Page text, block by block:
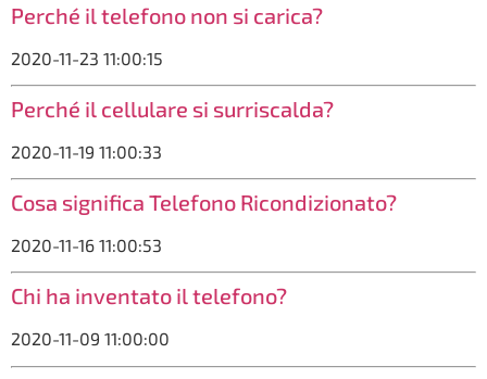
Perché il telefono non si carica?
2020-11-23 11:00:15
Perché il cellulare si surriscalda?
2020-11-19 11:00:33
Cosa significa Telefono Ricondizionato?
2020-11-16 11:00:53
Chi ha inventato il telefono?
2020-11-09 11:00:00